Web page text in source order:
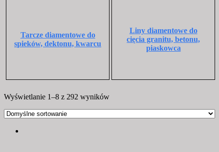
Tarcze diamentowe do
spieków, dektonu, kwarcu
Liny diamentowe do
cięcia granitu, betonu,
piaskowca
Wyświetlanie 1–8 z 292 wyników